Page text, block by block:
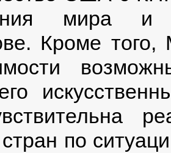
мира и
Кроме
по